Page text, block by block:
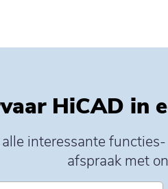
HiCAD in
interessante
afspraak met